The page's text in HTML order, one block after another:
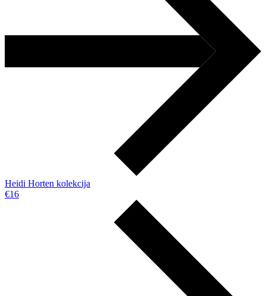
Heidi Horten kolekcija
€16